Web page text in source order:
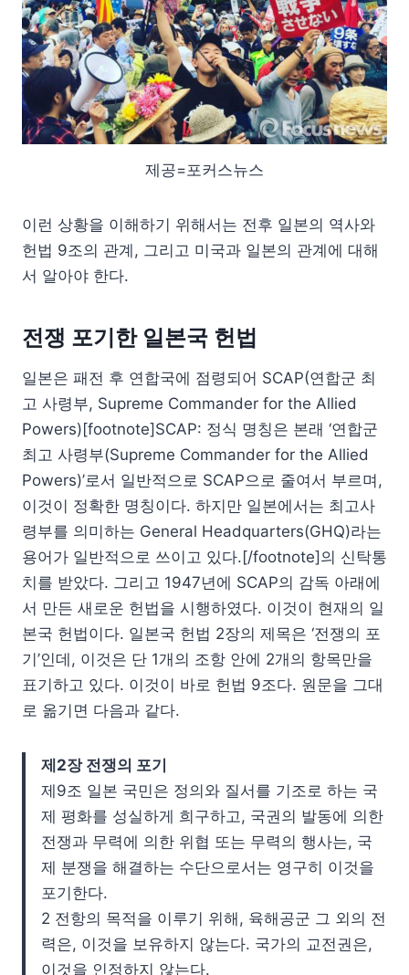
제공=포커스뉴스
이런 상황을 이해하기 위해서는 전후 일본의 역사와
헌법 9조의 관계, 그리고 미국과 일본의 관계에 대해
서 알아야 한다.
전쟁 포기한 일본국 헌법
일본은 패전 후 연합국에 점령되어 SCAP(연합군 최
고 사령부, Supreme Commander for the Allied
Powers)[footnote]SCAP: 정식 명칭은 본래 ‘연합군
최고 사령부(Supreme Commander for the Allied
Powers)’로서 일반적으로 SCAP으로 줄여서 부르며,
이것이 정확한 명칭이다. 하지만 일본에서는 최고사
령부를 의미하는 General Headquarters(GHQ)라는
용어가 일반적으로 쓰이고 있다.[/footnote]의 신탁통
치를 받았다. 그리고 1947년에 SCAP의 감독 아래에
서 만든 새로운 헌법을 시행하였다. 이것이 현재의 일
본국 헌법이다. 일본국 헌법 2장의 제목은 ‘전쟁의 포
기’인데, 이것은 단 1개의 조항 안에 2개의 항목만을
표기하고 있다. 이것이 바로 헌법 9조다. 원문을 그대
로 옮기면 다음과 같다.
제2장 전쟁의 포기
제9조 일본 국민은 정의와 질서를 기조로 하는 국
제 평화를 성실하게 희구하고, 국권의 발동에 의한
전쟁과 무력에 의한 위협 또는 무력의 행사는, 국
제 분쟁을 해결하는 수단으로서는 영구히 이것을
포기한다.
2 전항의 목적을 이루기 위해, 육해공군 그 외의 전
력은, 이것을 보유하지 않는다. 국가의 교전권은,
이것을 인정하지 않는다.